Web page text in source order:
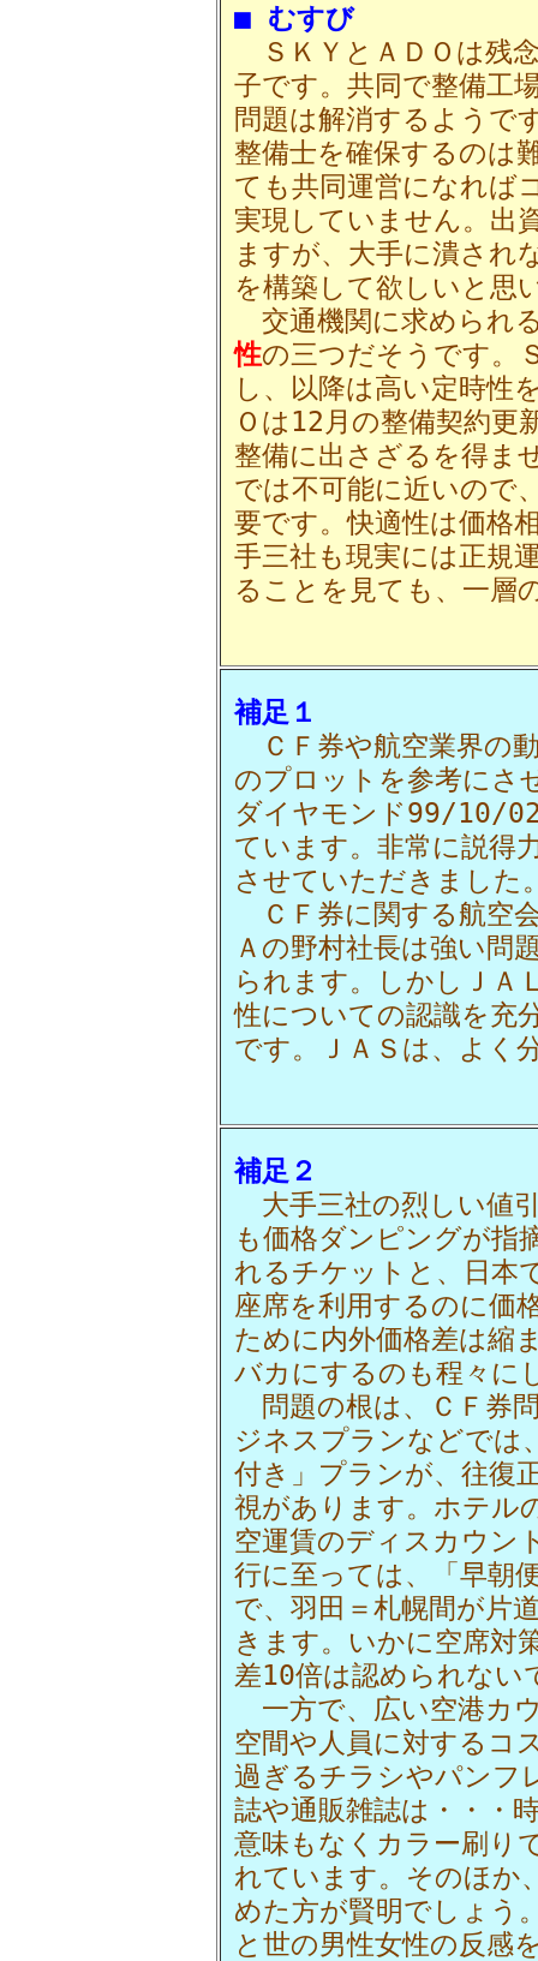
■ むすび
ＳＫＹとＡＤＯは残
子です。共同で整備工
問題は解消するようで
整備士を確保するのは
ても共同運営になれば
実現していません。出
ますが、大手に潰され
を構築して欲しいと思
交通機関に求められ
性の三つだそうです。
し、以降は高い定時性
Ｏは12月の整備契約更
整備に出さざるを得ま
では不可能に近いので
要です。快適性は価格
手三社も現実には正規
ることを見ても、一層
補足１
ＣＦ券や航空業界の
のプロットを参考にさ
ダイヤモンド99/10/
ています。非常に説得
させていただきました
ＣＦ券に関する航空
Ａの野村社長は強い問
られます。しかしＪＡ
性についての認識を充
です。ＪＡＳは、よく
補足２
大手三社の烈しい値
も価格ダンピングが指
れるチケットと、日本
座席を利用するのに価
ために内外価格差は縮
バカにするのも程々に
問題の根は、ＣＦ券
ジネスプランなどでは
付き」プランが、往復
視があります。ホテル
空運賃のディスカウン
行に至っては、「早朝
で、羽田＝札幌間が片
きます。いかに空席対
差10倍は認められない
一方で、広い空港カ
空間や人員に対するコ
過ぎるチラシやパンフ
誌や通販雑誌は・・・
意味もなくカラー刷り
れています。そのほか
めた方が賢明でしょう
と世の男性女性の反感